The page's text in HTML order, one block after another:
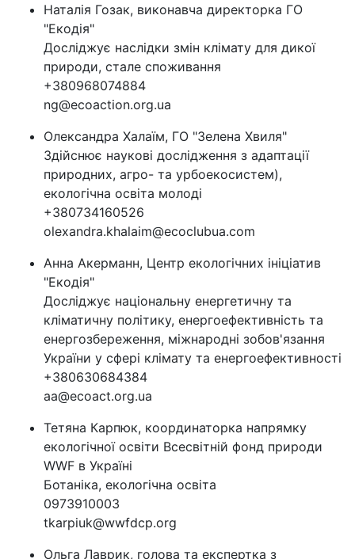
Наталія Гозак, виконавча директорка ГО
"Екодія"
Досліджує наслідки змін клімату для дикої
природи, стале споживання
+380968074884
ng@ecoaction.org.ua
Олександра Халаїм, ГО "Зелена Хвиля"
Здійснює наукові дослідження з адаптації
природних, агро- та урбоекосистем),
екологічна освіта молоді
+380734160526
olexandra.khalaim@ecoclubua.com
Анна Акерманн, Центр екологічних ініціатив
"Екодія"
Досліджує національну енергетичну та
кліматичну політику, енергоефективність та
енергозбереження, міжнародні зобов'язання
України у сфері клімату та енергоефективності
+380630684384
aa@ecoact.org.ua
Тетяна Карпюк, координаторка напрямку
екологічної освіти Всесвітній фонд природи
WWF в Україні
Ботаніка, екологічна освіта
0973910003
tkarpiuk@wwfdcp.org
Ольга Лаврик, голова та експертка з